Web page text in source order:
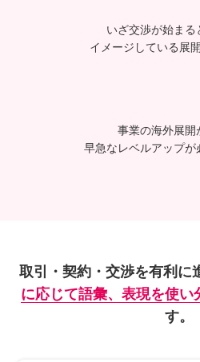
いざ交渉が始まる
イメージしている展
事業の海外展開
早急なレベルアップが
取引・契約・交渉を有利に
に応じて語彙、表現を使い
す。